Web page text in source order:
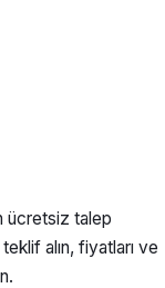
ücretsiz talep
alın, fiyatları ve